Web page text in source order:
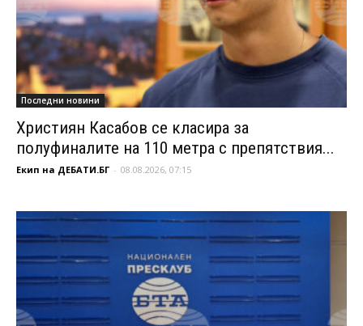
Последни новини
Християн Касабов се класира за
полуфиналите на 110 метра с препятствия...
Екип на ДЕБАТИ.БГ - 08.08.2026, 07:15